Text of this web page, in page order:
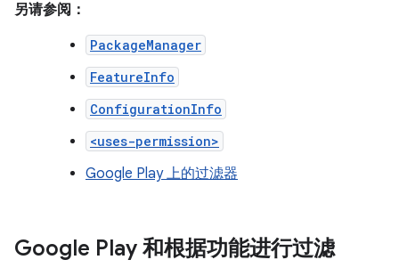
另请参阅：
PackageManager
FeatureInfo
ConfigurationInfo
<uses-permission>
Google Play 上的过滤器
Google Play 和根据功能进行过滤